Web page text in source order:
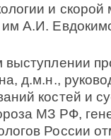
и
А.И.
выступлении
д.м.н.,
костей и
МЗ РФ,
России